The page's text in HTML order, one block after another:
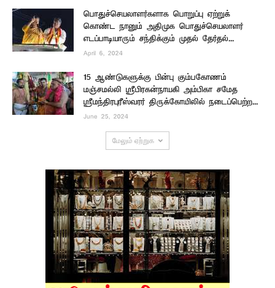
பொதுச்செயலாளர்களாக பொறுப்பு ஏற்றுக்
கொண்ட நானும் அதிமுக பொதுச்செயலாளர்
எடப்பாடியாரும் சந்திக்கும் முதல் தேர்தல்...
April 6, 2024
15 ஆண்டுகளுக்கு பின்பு கும்பகோணம்
மஞ்சமல்லி ஸ்ரீபிரகன்நாயகி அம்பிகா சமேத
ஸ்ரீமந்திரபுரீஸ்வரர் திருக்கோயிலில் நடைப்பெற்ற...
June 25, 2024
மேலும் ஏற்றுக